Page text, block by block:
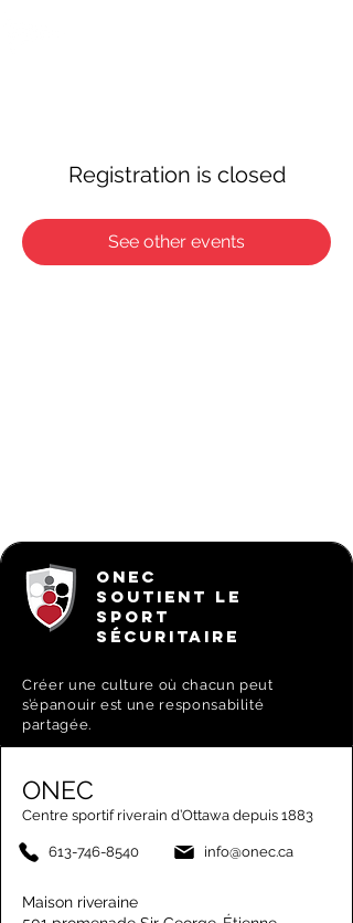
Registration is closed
See other events
ONEC
SOUTIENT LE
SPORT
SÉCURITAIRE
Créer une culture où chacun peut
s’épanouir est une responsabilité
partagée.
ONEC
Centre sportif riverain d’Ottawa depuis 1883
613-746-8540 info@onec.ca
Maison riveraine